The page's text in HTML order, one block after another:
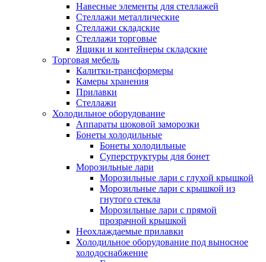
Навесные элементы для стеллажей
Стеллажи металлические
Стеллажи складские
Стеллажи торговые
Ящики и контейнеры складские
Торговая мебель
Калитки-трансформеры
Камеры хранения
Прилавки
Стеллажи
Холодильное оборудование
Аппараты шоковой заморозки
Бонеты холодильные
Бонеты холодильные
Суперструктуры для бонет
Морозильные лари
Морозильные лари с глухой крышкой
Морозильные лари с крышкой из
гнутого стекла
Морозильные лари с прямой
прозрачной крышкой
Неохлаждаемые прилавки
Холодильное оборудование под выносное
холодоснабжение